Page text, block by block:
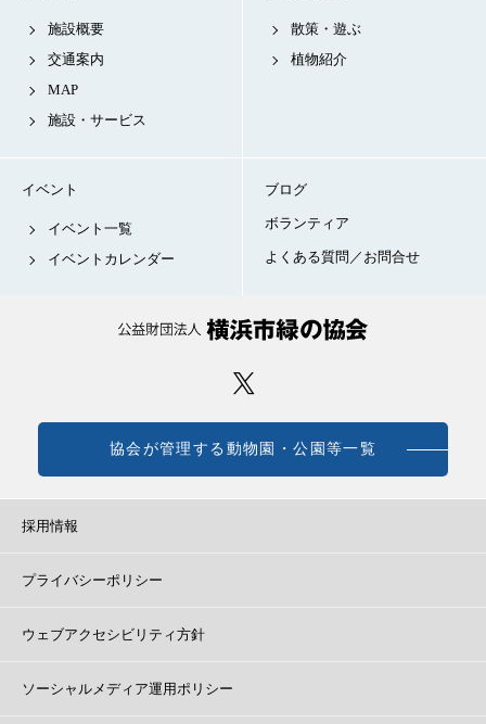
施設概要
交通案内
MAP
施設・サービス
散策・遊ぶ
植物紹介
イベント
イベント一覧
イベントカレンダー
ブログ
ボランティア
よくある質問／お問合せ
協会が管理する動物園・公園等一覧
採用情報
プライバシーポリシー
ウェブアクセシビリティ方針
ソーシャルメディア運用ポリシー